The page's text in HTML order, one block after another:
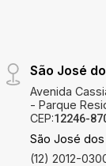
São José
Avenida
- Parque
CEP:12246-
São José
(12) 2012-